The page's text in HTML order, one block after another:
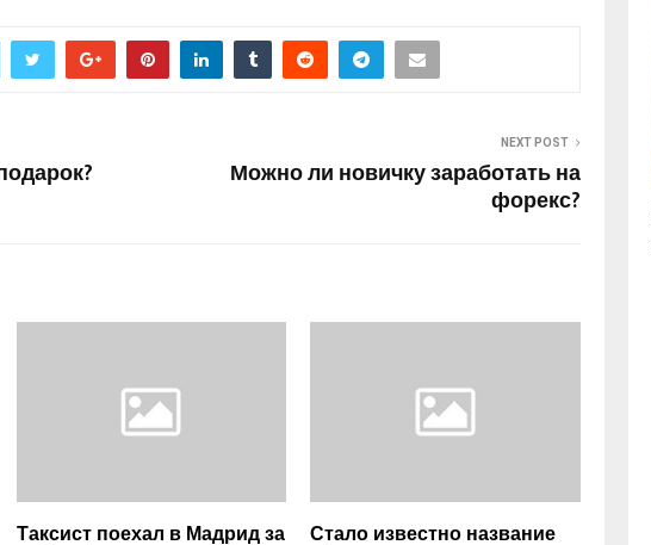
NEXT POST
Можно ли новичку заработать на
форекс?
Таксист поехал в Мадрид за Стало известно название